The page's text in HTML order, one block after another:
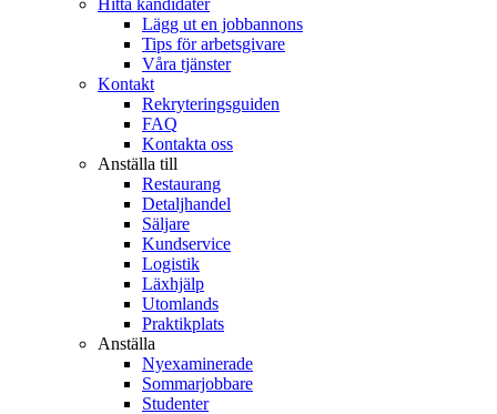
Hitta kandidater
Lägg ut en jobbannons
Tips för arbetsgivare
Våra tjänster
Kontakt
Rekryteringsguiden
FAQ
Kontakta oss
Anställa till
Restaurang
Detaljhandel
Säljare
Kundservice
Logistik
Läxhjälp
Utomlands
Praktikplats
Anställa
Nyexaminerade
Sommarjobbare
Studenter